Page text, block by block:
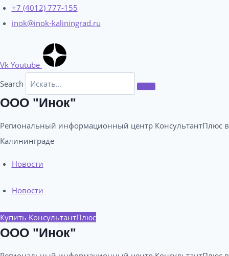
Перейти
к
+7 (4012) 777-155
inok@inok-kaliningrad.ru
Vk Youtube
Search
ООО "Инок"
Региональный информационный центр КонсультантПлюс в
Калининграде​
Новости
Новости
Купить КонсультантПлюс
ООО "Инок"